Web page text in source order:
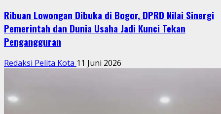
Ribuan Lowongan Dibuka di Bogor, DPRD Nilai Sinergi
Pemerintah dan Dunia Usaha Jadi Kunci Tekan
Pengangguran
Redaksi Pelita Kota 11 Juni 2026